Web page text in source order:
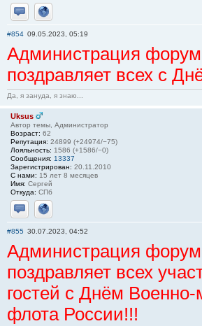
Отправить личное сообщение
Сайт
#854 09.05.2023, 05:19
Администрация
поздравляет всех с
Да, я зануда, я знаю...
Uksus
Автор темы, Администратор
Возраст: 62
Репутация: 24899 (+24974/−75)
Лояльность: 1586 (+1586/−0)
Сообщения: 13337
Зарегистрирован: 20.11.2010
С нами: 15 лет 8 месяцев
Имя: Сергей
Откуда: СПб
Отправить личное сообщение
Сайт
#855 30.07.2023, 04:52
Администрация
поздравляет всех
гостей с Днём Военно-
флота России!!!